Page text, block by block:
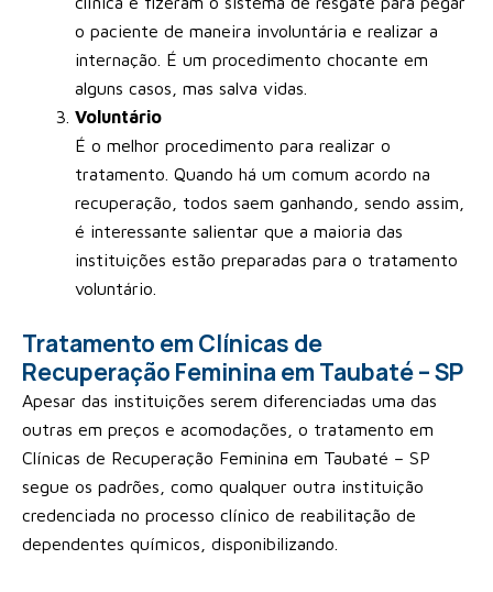
o paciente de maneira involuntária e realizar a
internação. É um procedimento chocante em
alguns casos, mas salva vidas.
Voluntário
É o melhor procedimento para realizar o
tratamento. Quando há um comum acordo na
recuperação, todos saem ganhando, sendo assim,
é interessante salientar que a maioria das
instituições estão preparadas para o tratamento
voluntário.
Tratamento em Clínicas de
Recuperação Feminina em Taubaté – SP
Apesar das instituições serem diferenciadas uma das
outras em preços e acomodações, o tratamento em
Clínicas de Recuperação Feminina em Taubaté – SP
segue os padrões, como qualquer outra instituição
credenciada no processo clínico de reabilitação de
dependentes químicos, disponibilizando.